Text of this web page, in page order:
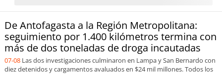
De Antofagasta a la Región Metropolitana:
seguimiento por 1.400 kilómetros termina con
más de dos toneladas de droga incautadas
07-08 Las dos investigaciones culminaron en Lampa y San Bernardo con
diez detenidos y cargamentos avaluados en $24 mil millones. Todos los